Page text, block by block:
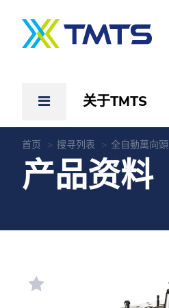
关于TMTS
首页 搜寻列表 全自動萬向頭
产品资料